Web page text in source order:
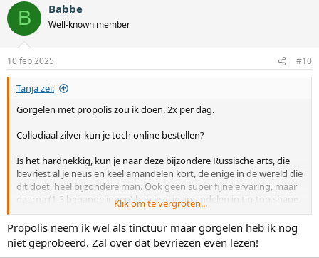
r
e
i
n
g
e
B Babbe
Well-known member
10 feb 2025 #10
Tanja zei:
Gorgelen met propolis zou ik doen, 2x per dag.
Collodiaal zilver kun je toch online bestellen?
Is het hardnekkig, kun je naar deze bijzondere Russische arts, die
bevriest al je neus en keel amandelen kort, de enige in de wereld die
dit doet, heel bijzondere man. Ook geen super fijne ervaring, maar
daarna (1-3 behandelingen) heb je al je amandelen in tip-top shape.
https://www.kryopraxis.de/
Oorzaak kan van alles zijn, en heeft zeker met lymfe te maken, die
zitten vol, met rommel/toxines. Net als bij iedereen intussen,
Klik om te vergroten...
Propolis neem ik wel als tinctuur maar gorgelen heb ik nog
niet geprobeerd. Zal over dat bevriezen even lezen!